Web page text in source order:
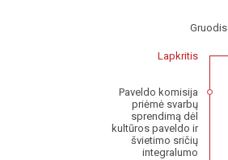
Gruodis
Lapkritis
Paveldo komisija
priėmė svarbų
sprendimą dėl
kultūros paveldo ir
švietimo sričių
integralumo